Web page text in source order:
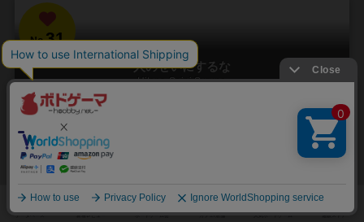
No.31
人のせいにするな
Hitono Seini Suruna
3～5人
責任をなすりつけろ！
「お前がやったんだろ！！」 やった覚えのないミスや罪を押し付けら